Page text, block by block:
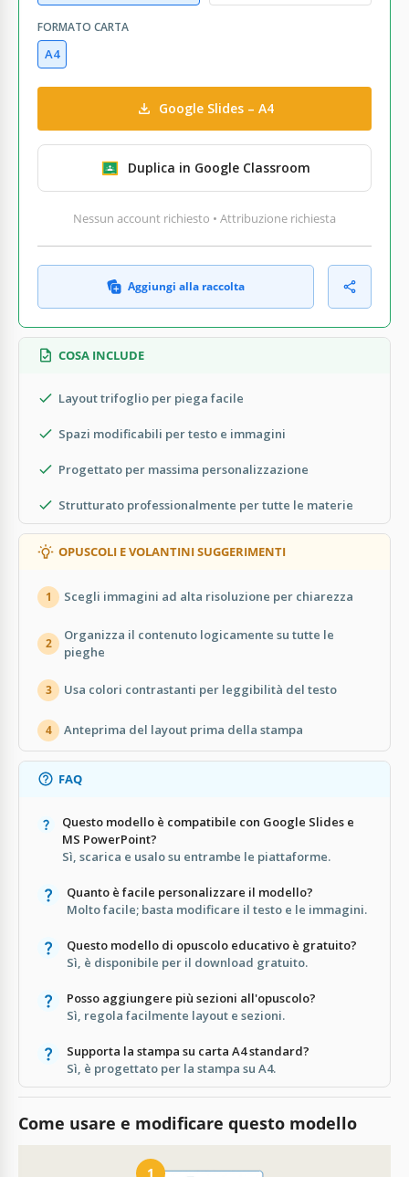
FORMATO CARTA
A4
Google Slides – A4
Duplica in Google Classroom
Nessun account richiesto • Attribuzione richiesta
Aggiungi alla raccolta
COSA INCLUDE
Layout trifoglio per piega facile
Spazi modificabili per testo e immagini
Progettato per massima personalizzazione
Strutturato professionalmente per tutte le materie
OPUSCOLI E VOLANTINI SUGGERIMENTI
1 Scegli immagini ad alta risoluzione per chiarezza
2
Organizza il contenuto logicamente su tutte le
pieghe
3 Usa colori contrastanti per leggibilità del testo
4 Anteprima del layout prima della stampa
FAQ
Questo modello è compatibile con Google Slides e
MS PowerPoint?
Sì, scarica e usalo su entrambe le piattaforme.
Quanto è facile personalizzare il modello?
Molto facile; basta modificare il testo e le immagini.
Questo modello di opuscolo educativo è gratuito?
Sì, è disponibile per il download gratuito.
Posso aggiungere più sezioni all'opuscolo?
Sì, regola facilmente layout e sezioni.
Supporta la stampa su carta A4 standard?
Sì, è progettato per la stampa su A4.
Come usare e modificare questo modello
1